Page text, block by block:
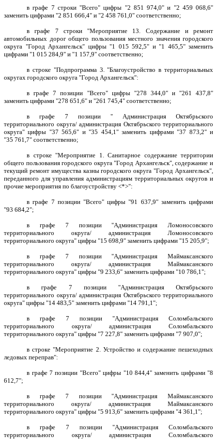
в графе 7 строки "Всего" цифры "2 851 974,0" и "2 459 068,6"
заменить цифрами "2 851 666,4" и "2 458 761,0" соответственно;
в графе 7 строки "Мероприятие 13. Содержание и ремонт
автомобильных дорог общего пользования местного значения городского
округа "Город Архангельск" цифры "1 015 592,5" и "1 465,5" заменить
цифрами "1 015 284,9" и "1 157,9" соответственно;
в строке "Подпрограмма 3. "Благоустройство в территориальных
округах городского округа "Город Архангельск":
в графе 7 позиции "Всего" цифры "278 344,0" и "261 437,8"
заменить цифрами "278 651,6" и "261 745,4" соответственно;
в графе 7 позиции " Администрация Октябрьского
территориального округа/ администрация Октябрьского территориального
округа" цифры "37 565,6" и "35 454,1" заменить цифрами "37 873,2" и
"35 761,7" соответственно;
в строке "Мероприятие 1. Санитарное содержание территории
общего пользования городского округа "Город Архангельск", содержание и
текущий ремонт имущества казны городского округа "Город Архангельск",
переданного для управления администрациям территориальных округов и
прочие мероприятия по благоустройству <*>":
в графе 7 позиции "Всего" цифры "91 637,9" заменить цифрами
"93 684,2";
в графе 7 позиции "Администрация Ломоносовского
территориального округа/ администрация Ломоносовского
территориального округа" цифры "15 698,9" заменить цифрами "15 205,9";
в графе 7 позиции "Администрация Маймаксанского
территориального округа/ администрация Маймаксанского
территориального округа" цифры "9 233,6" заменить цифрами "10 786,1";
в графе 7 позиции "Администрация Октябрьского
территориального округа/ администрация Октябрьского территориального
округа" цифры "14 483,5" заменить цифрами "14 791,1";
в графе 7 позиции "Администрация Соломбальского
территориального округа/ администрация Соломбальского
территориального округа" цифры "7 227,8" заменить цифрами "7 907,0";
в строке "Мероприятие 2. Устройство и содержание пешеходных
ледовых переправ":
в графе 7 позиции "Всего" цифры "10 844,4" заменить цифрами "8
612,7";
в графе 7 позиции "Администрация Маймаксанского
территориального округа/ администрация Маймаксанского
территориального округа" цифры "5 913,6" заменить цифрами "4 361,1";
в графе 7 позиции "Администрация Соломбальского
территориального округа/ администрация Соломбальского